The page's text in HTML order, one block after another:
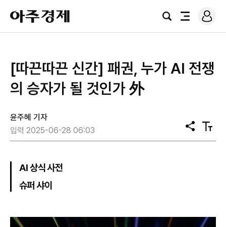
아
주
경
검
전
로
그
[따끈따끈 신간] 패권, 누가 AI 전쟁
의 승자가 될 것인가 外
윤주혜 기자
입력 2025-06-28 06:03
공
유
텍
스
AI 상식 사전
슈퍼 샤이